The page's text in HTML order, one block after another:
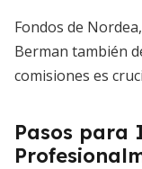
Fondos de
Berman también
comisiones es
Pasos para